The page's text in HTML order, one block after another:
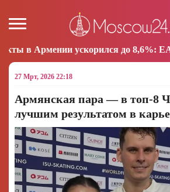
до 8,6%: ЕАБР 16:38
27 Мрт, 2026 22:18
Армянская пара — в топ-8
лучшим результатом в